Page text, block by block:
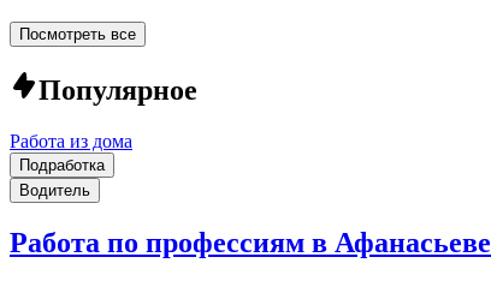
Посмотреть все
Популярное
Работа из дома
Подработка
Водитель
Работа по профессиям в Афанасьеве